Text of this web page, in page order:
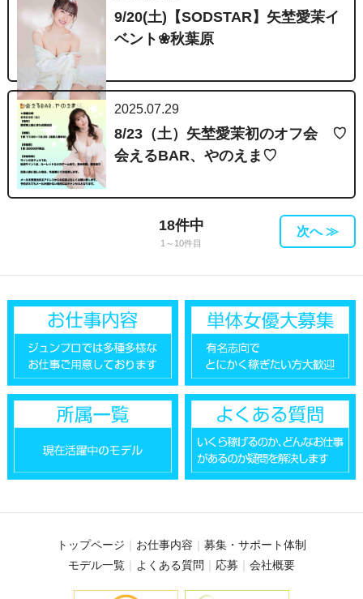
9/20(土)【SODSTAR】矢埜愛茉イ
ベント❀秋葉原
2025.07.29
8/23（土）矢埜愛茉初のオフ会 ♡
会えるBAR、やのえま♡
次へ ≫
18件中
1～10件目
トップページ お仕事内容
募集・サポート体制
モデル一覧
よくある質問 応募 会社概要